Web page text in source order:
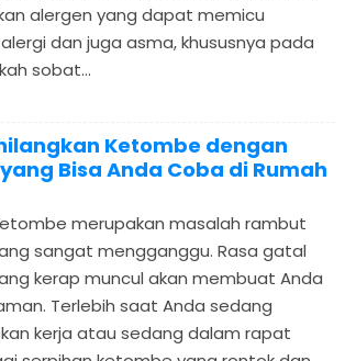
alergen yang dapat memicu
dan juga asma, khususnya pada
sobat...
Ketombe dengan
Bisa Anda Coba di Rumah
merupakan masalah rambut
sangat mengganggu. Rasa gatal
kerap muncul akan membuat Anda
Terlebih saat Anda sedang
kerja atau sedang dalam rapat